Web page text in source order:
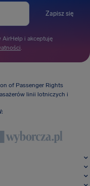
Zapisz się
i akceptuję
.
of Passenger Rights
linii lotniczych i